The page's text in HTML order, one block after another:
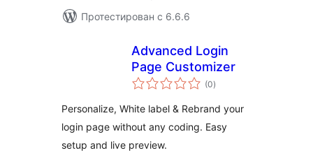
Протестирован с 6.6.6
Advanced Login
Page Customizer
(0общий
рейтинг
)
Personalize, White label & Rebrand your
login page without any coding. Easy
setup and live preview.